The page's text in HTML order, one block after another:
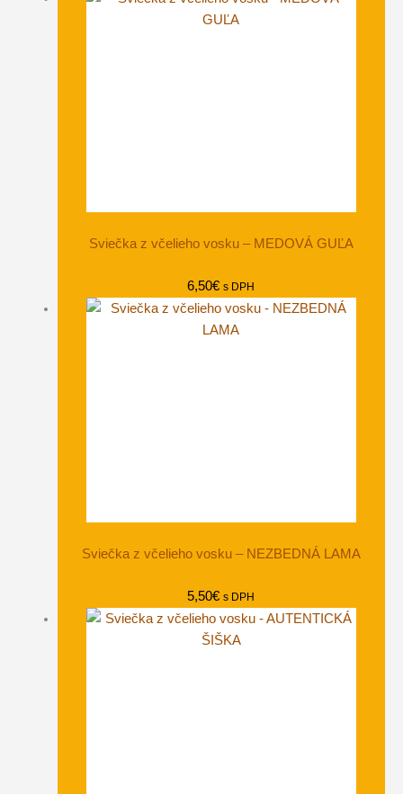
Sviečka z včelieho vosku – MEDOVÁ GUĽA
6,50€ s DPH
Sviečka z včelieho vosku – NEZBEDNÁ LAMA
5,50€ s DPH